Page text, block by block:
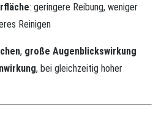
: geringere Reibung, weniger
Reinigen
, große Augenblickswirkung
, bei gleichzeitig hoher